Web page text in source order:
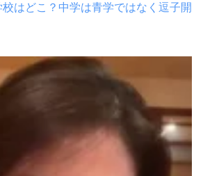
はどこ？中学は青学ではなく逗子開